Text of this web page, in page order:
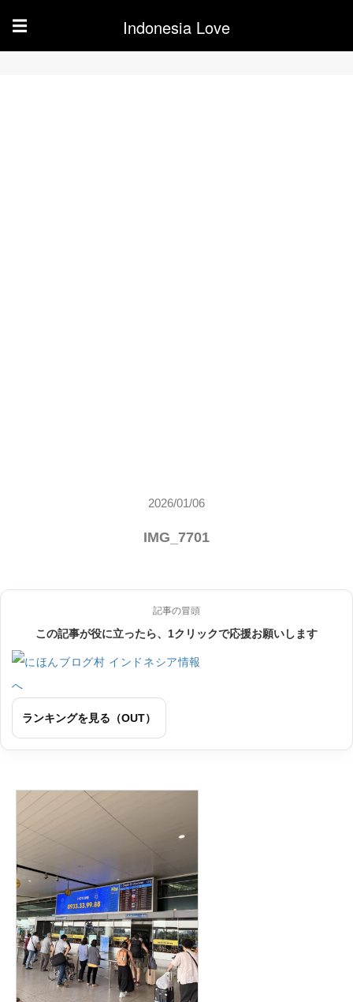
☰ Indonesia Love
2026/01/06
IMG_7701
記事の冒頭
この記事が役に立ったら、1クリックで応援お願いします
ランキングを見る（OUT）